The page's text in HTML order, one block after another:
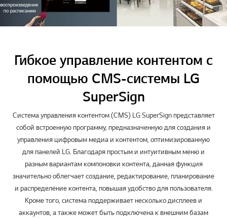
Гибкое управление контентом с
помощью CMS-системы LG
SuperSign
Система управления контентом (CMS) LG SuperSign представляет
собой встроенную программу, предназначенную для создания и
управления цифровым медиа и контентом, оптимизированную
для панелей LG. Благодаря простым и интуитивным меню и
разным вариантам компоновки контента, данная функция
значительно облегчает создание, редактирование, планирование
и распределение контента, повышая удобство для пользователя.
Кроме того, система поддерживает несколько дисплеев и
аккаунтов, а также может быть подключена к внешним базам